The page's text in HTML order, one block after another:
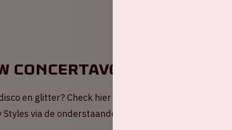
concertavond
en glitter? Check hier jouw ArenA-gids met alle
via de onderstaande button!